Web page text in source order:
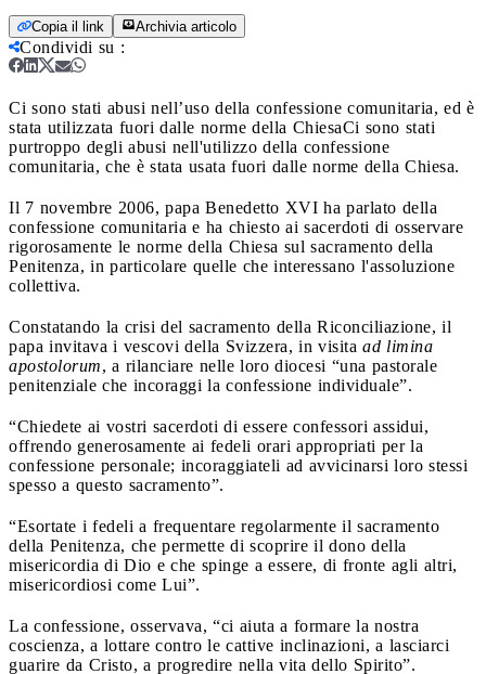
Copia il link Archivia articolo
Condividi su :
Ci sono stati abusi nell’uso della confessione comunitaria, ed è
stata utilizzata fuori dalle norme della ChiesaCi sono stati
purtroppo degli abusi nell'utilizzo della confessione
comunitaria, che è stata usata fuori dalle norme della Chiesa.
Il 7 novembre 2006, papa Benedetto XVI ha parlato della
confessione comunitaria e ha chiesto ai sacerdoti di osservare
rigorosamente le norme della Chiesa sul sacramento della
Penitenza, in particolare quelle che interessano l'assoluzione
collettiva.
Constatando la crisi del sacramento della Riconciliazione, il
papa invitava i vescovi della Svizzera, in visita ad limina
apostolorum, a rilanciare nelle loro diocesi “una pastorale
penitenziale che incoraggi la confessione individuale”.
“Chiedete ai vostri sacerdoti di essere confessori assidui,
offrendo generosamente ai fedeli orari appropriati per la
confessione personale; incoraggiateli ad avvicinarsi loro stessi
spesso a questo sacramento”.
“Esortate i fedeli a frequentare regolarmente il sacramento
della Penitenza, che permette di scoprire il dono della
misericordia di Dio e che spinge a essere, di fronte agli altri,
misericordiosi come Lui”.
La confessione, osservava, “ci aiuta a formare la nostra
coscienza, a lottare contro le cattive inclinazioni, a lasciarci
guarire da Cristo, a progredire nella vita dello Spirito”.